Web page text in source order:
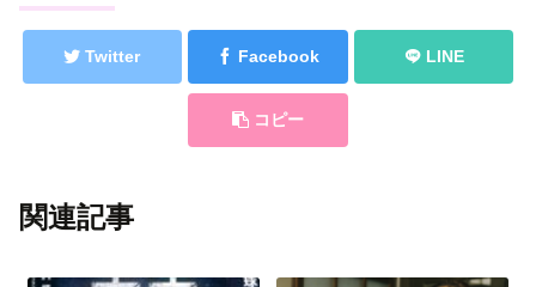
Twitter Facebook LINE
コピー
関連記事